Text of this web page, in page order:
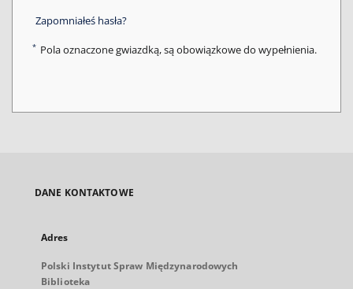
Zapomniałeś hasła?
* Pola oznaczone gwiazdką, są obowiązkowe do wypełnienia.
DANE KONTAKTOWE
Adres
Polski Instytut Spraw Międzynarodowych
Biblioteka